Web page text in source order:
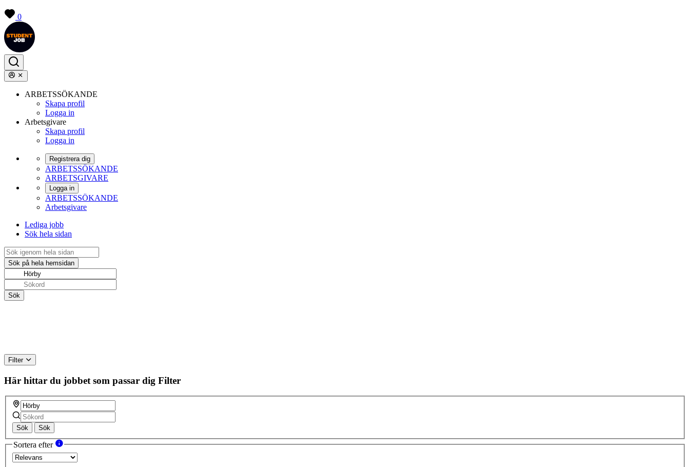
0
ARBETSSÖKANDE
Skapa profil
Logga in
Arbetsgivare
Skapa profil
Logga in
Registrera dig
ARBETSSÖKANDE
ARBETSGIVARE
Logga in
ARBETSSÖKANDE
Arbetsgivare
Lediga jobb
Sök hela sidan
Filter
Här hittar du jobbet som passar dig Filter
Sök Sök
Sortera efter